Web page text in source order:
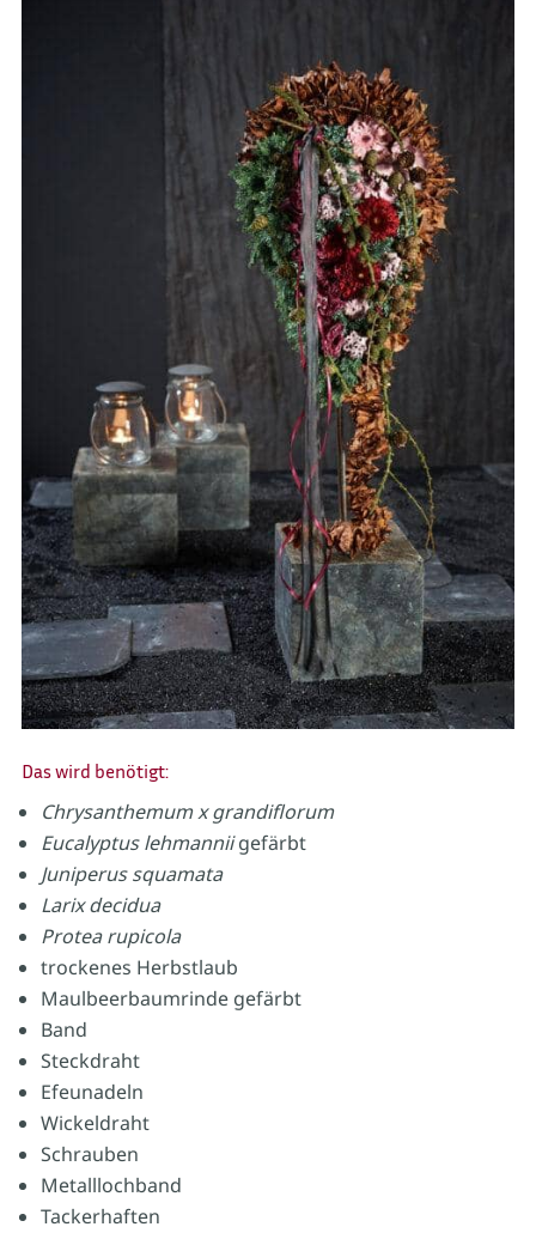
Das wird benötigt:
Chrysanthemum x grandiflorum
Eucalyptus lehmanniigefärbt
Juniperus squamata
Larix decidua
Protea rupicola
trockenes Herbstlaub
Maulbeerbaumrinde gefärbt
Band
Steckdraht
Efeunadeln
Wickeldraht
Schrauben
Metalllochband
Tackerhaften